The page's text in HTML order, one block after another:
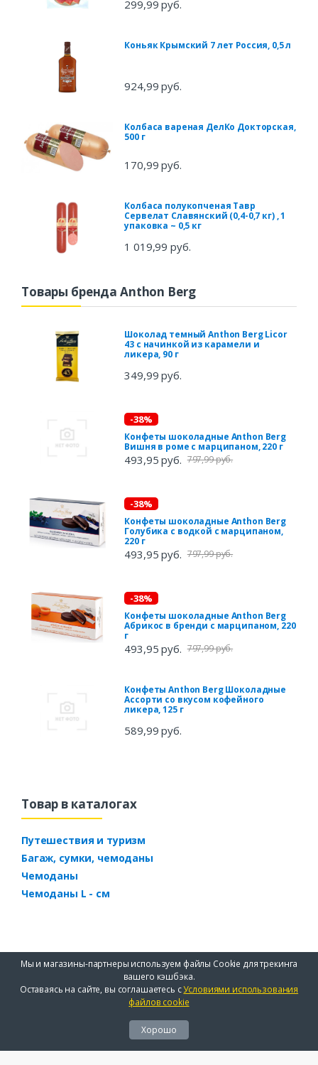
299,99 руб.
Коньяк Крымский 7 лет Россия, 0,5 л
924,99 руб.
Колбаса вареная ДелКо Докторская,
500 г
170,99 руб.
Колбаса полукопченая Тавр
Сервелат Славянский (0,4-0,7 кг) , 1
упаковка ~ 0,5 кг
1 019,99 руб.
Товары бренда Anthon Berg
Шоколад темный Anthon Berg Licor
43 с начинкой из карамели и
ликера, 90 г
349,99 руб.
-38%
Конфеты шоколадные Anthon Berg
Вишня в роме с марципаном, 220 г
493,95 руб. 797,99 руб.
-38%
Конфеты шоколадные Anthon Berg
Голубика с водкой с марципаном,
220 г
493,95 руб. 797,99 руб.
-38%
Конфеты шоколадные Anthon Berg
Абрикос в бренди с марципаном, 220
г
493,95 руб. 797,99 руб.
Конфеты Anthon Berg Шоколадные
Ассорти со вкусом кофейного
ликера, 125 г
589,99 руб.
Товар в каталогах
Путешествия и туризм
Багаж, сумки, чемоданы
Чемоданы
Чемоданы L - см
Мы и магазины-партнеры используем файлы Cookie для трекинга
вашего кэшбэка.
Оставаясь на сайте, вы соглашаетесь сУсловиями использования
файлов cookie
Хорошо